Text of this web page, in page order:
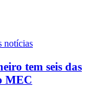
notícias
tem seis das
MEC